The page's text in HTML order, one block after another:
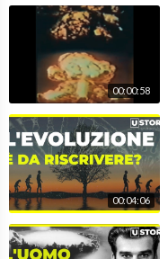
00:00:58
00:04:06